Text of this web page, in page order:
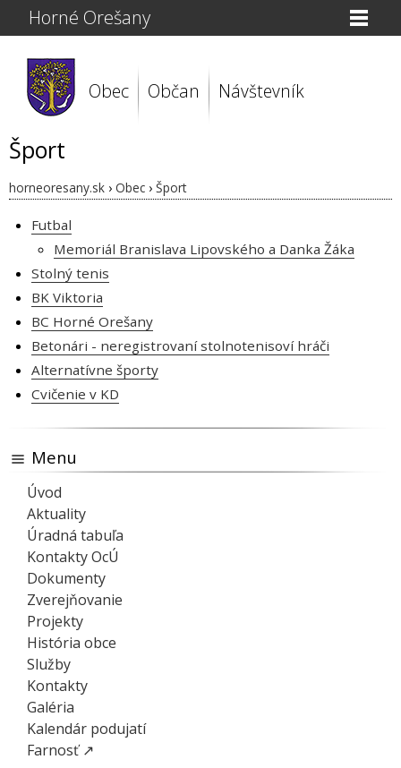
Horné Orešany
Obec Občan Návštevník
Šport
horneoresany.sk › Obec › Šport
Futbal
Memoriál Branislava Lipovského a Danka Žáka
Stolný tenis
BK Viktoria
BC Horné Orešany
Betonári - neregistrovaní stolnotenisoví hráči
Alternatívne športy
Cvičenie v KD
Menu
Úvod
Aktuality
Úradná tabuľa
Kontakty OcÚ
Dokumenty
Zverejňovanie
Projekty
História obce
Služby
Kontakty
Galéria
Kalendár podujatí
Farnosť ↗